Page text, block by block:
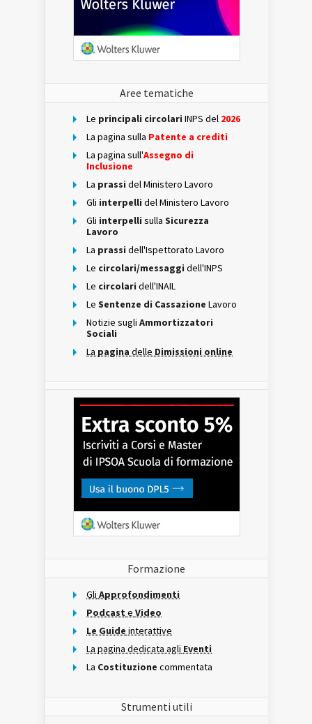
Aree tematiche
Le principali circolari INPS del 2026
La pagina sulla Patente a crediti
La pagina sull'Assegno di
Inclusione
La prassi del Ministero Lavoro
Gli interpelli del Ministero Lavoro
Gli interpelli sulla Sicurezza
Lavoro
La prassi dell'Ispettorato Lavoro
Le circolari/messaggi dell'INPS
Le circolari dell'INAIL
Le Sentenze di Cassazione Lavoro
Notizie sugli Ammortizzatori
Sociali
La pagina delle Dimissioni online
Formazione
Gli Approfondimenti
Podcast e Video
Le Guide interattive
La pagina dedicata agli Eventi
La Costituzione commentata
Strumenti utili